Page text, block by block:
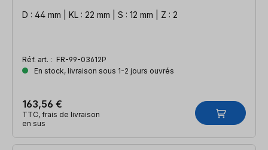
D : 44 mm | KL : 22 mm | S : 12 mm | Z : 2
Réf. art. : FR-99-03612P
En stock, livraison sous 1-2 jours ouvrés
163,56 €
TTC, frais de livraison
en sus